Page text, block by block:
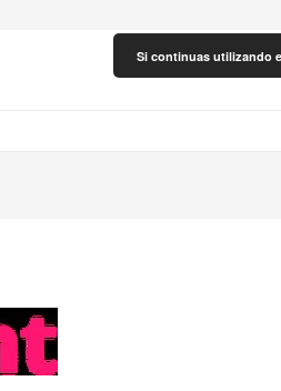
Si continuas utilizando